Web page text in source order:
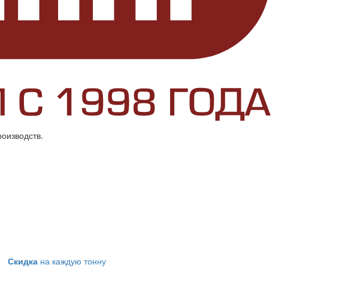
Скидка на каждую тонну